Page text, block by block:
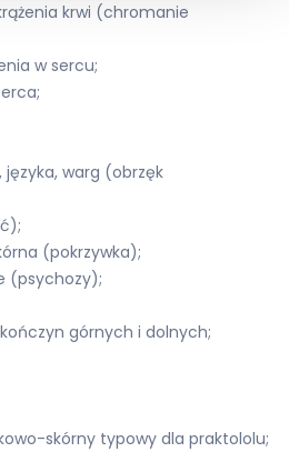
krwi (chromanie
w sercu;
języka, warg (obrzęk
(pokrzywka);
(psychozy);
górnych i dolnych;
skórny typowy dla praktololu;